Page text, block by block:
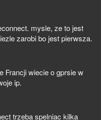
mysle, ze to jest
zarobi bo jest pierwsza.
Francji wiecie o gprsie w
ip.
trzeba spelniac kilka